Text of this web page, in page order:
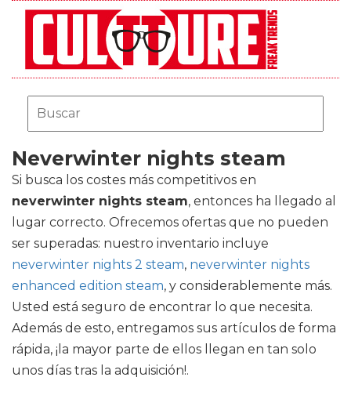
Neverwinter nights steam
Si busca los costes más competitivos en
neverwinter nights steam, entonces ha llegado al
lugar correcto. Ofrecemos ofertas que no pueden
ser superadas: nuestro inventario incluye
neverwinter nights 2 steam, neverwinter nights
enhanced edition steam, y considerablemente más.
Usted está seguro de encontrar lo que necesita.
Además de esto, entregamos sus artículos de forma
rápida, ¡la mayor parte de ellos llegan en tan solo
unos días tras la adquisición!.